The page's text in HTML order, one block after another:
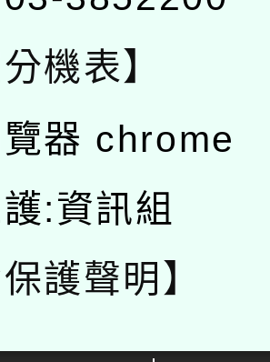
機表】
器 chrome
:資訊組
護聲明】